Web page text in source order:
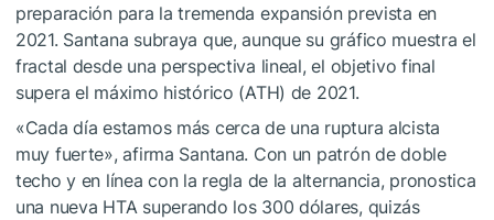
preparación para la tremenda expansión prevista en
2021. Santana subraya que, aunque su gráfico muestra el
fractal desde una perspectiva lineal, el objetivo final
supera el máximo histórico (ATH) de 2021.
«Cada día estamos más cerca de una ruptura alcista
muy fuerte», afirma Santana. Con un patrón de doble
techo y en línea con la regla de la alternancia, pronostica
una nueva HTA superando los 300 dólares, quizás